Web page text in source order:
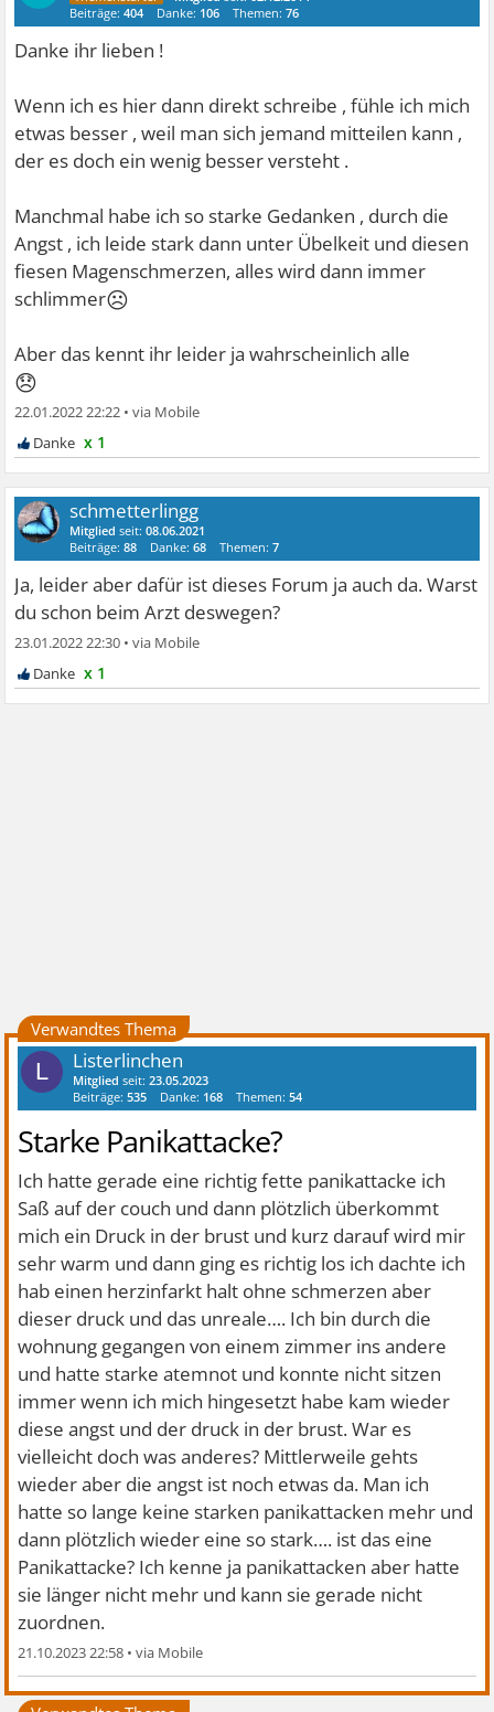
Beiträge:404 Danke: 106 Themen:76
Danke ihr lieben !
Wenn ich es hier dann direkt schreibe , fühle ich mich
etwas besser , weil man sich jemand mitteilen kann ,
der es doch ein wenig besser versteht .
Manchmal habe ich so starke Gedanken , durch die
Angst , ich leide stark dann unter Übelkeit und diesen
fiesen Magenschmerzen, alles wird dann immer
schlimmer☹
Aber das kennt ihr leider ja wahrscheinlich alle
😞
22.01.2022 22:22 •
x 1
schmetterlingg
Mitglied seit:08.06.2021
Beiträge:88 Danke:68 Themen:7
Ja, leider aber dafür ist dieses Forum ja auch da. Warst
du schon beim Arzt deswegen?
23.01.2022 22:30 •
x 1
Verwandtes Thema
L Listerlinchen
Mitglied seit:23.05.2023
Beiträge:535 Danke: 168 Themen:54
Starke Panikattacke?
Ich hatte gerade eine richtig fette panikattacke ich
Saß auf der couch und dann plötzlich überkommt
mich ein Druck in der brust und kurz darauf wird mir
sehr warm und dann ging es richtig los ich dachte ich
hab einen herzinfarkt halt ohne schmerzen aber
dieser druck und das unreale…. Ich bin durch die
wohnung gegangen von einem zimmer ins andere
und hatte starke atemnot und konnte nicht sitzen
immer wenn ich mich hingesetzt habe kam wieder
diese angst und der druck in der brust. War es
vielleicht doch was anderes? Mittlerweile gehts
wieder aber die angst ist noch etwas da. Man ich
hatte so lange keine starken panikattacken mehr und
dann plötzlich wieder eine so stark…. ist das eine
Panikattacke? Ich kenne ja panikattacken aber hatte
sie länger nicht mehr und kann sie gerade nicht
zuordnen.
21.10.2023 22:58 •